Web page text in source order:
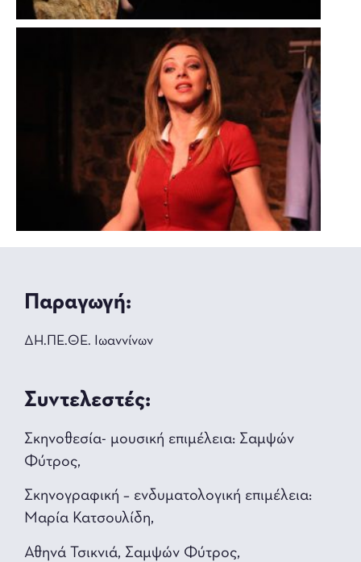
Παραγωγή:
ΔΗ.ΠΕ.ΘΕ. Ιωαννίνων
Συντελεστές:
Σκηνοθεσία- μουσική επιμέλεια: Σαμψών
Φύτρος,
Σκηνογραφική – ενδυματολογική επιμέλεια:
Μαρία Κατσουλίδη,
Αθηνά Τσικνιά, Σαμψών Φύτρος,